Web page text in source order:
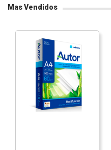
Mas Vendidos